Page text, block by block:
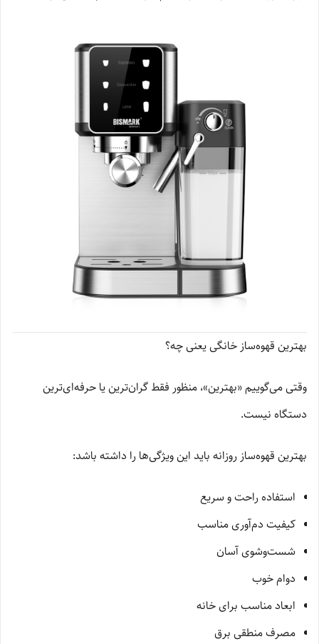
بهترین قهوه‌ساز خانگی یعنی چه؟
وقتی می‌گوییم «بهترین»، منظور فقط گران‌ترین یا حرفه‌ای‌ترین
دستگاه نیست.
بهترین قهوه‌ساز روزانه باید این ویژگی‌ها را داشته باشد:
استفاده راحت و سریع
کیفیت دم‌آوری مناسب
شست‌وشوی آسان
دوام خوب
ابعاد مناسب برای خانه
مصرف منطقی برق